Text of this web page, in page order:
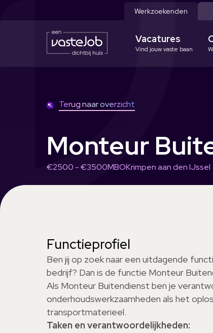
Werkzoekenden
Vacatures
Vind jouw vaste baan
Terug naar overzicht
Monteur
€2500 - €3500MBOKrimpen aan den IJssel
Functieprofiel
Ben jij op zoek naar een uitdagende
bedrijf? Dan is de functie Monteur
Als Monteur Buitendienst ben je
onderhoudswerkzaamheden als het
transportmaterieel.
Taken en verantwoordelijkheden: